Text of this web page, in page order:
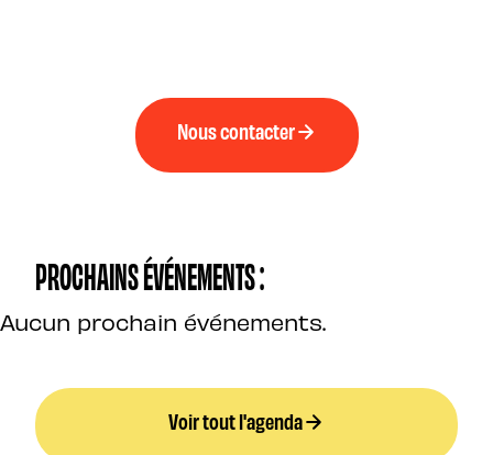
Nous contacter
PROCHAINS ÉVÉNEMENTS :
Aucun prochain événements.
Voir tout l'agenda